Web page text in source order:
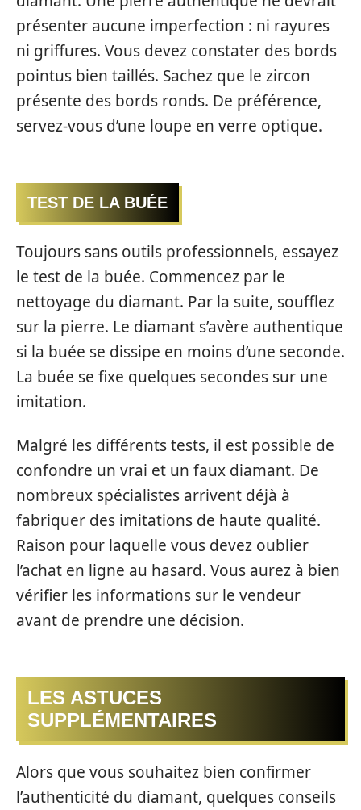
présenter aucune imperfection : ni rayures
ni griffures. Vous devez constater des bords
pointus bien taillés. Sachez que le zircon
présente des bords ronds. De préférence,
servez-vous d’une loupe en verre optique.
TEST DE LA BUÉE
Toujours sans outils professionnels, essayez
le test de la buée. Commencez par le
nettoyage du diamant. Par la suite, soufflez
sur la pierre. Le diamant s’avère authentique
si la buée se dissipe en moins d’une seconde.
La buée se fixe quelques secondes sur une
imitation.
Malgré les différents tests, il est possible de
confondre un vrai et un faux diamant. De
nombreux spécialistes arrivent déjà à
fabriquer des imitations de haute qualité.
Raison pour laquelle vous devez oublier
l’achat en ligne au hasard. Vous aurez à bien
vérifier les informations sur le vendeur
avant de prendre une décision.
LES ASTUCES
SUPPLÉMENTAIRES
Alors que vous souhaitez bien confirmer
l’authenticité du diamant, quelques conseils